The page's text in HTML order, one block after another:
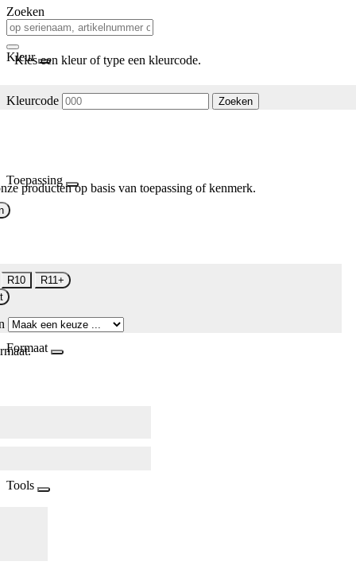
Zoeken
Kleur
Kies een kleur of type een kleurcode.
Kleurcode Zoeken
Toepassing
producten op basis van toepassing of kenmerk.
R10
R11+
Formaat
Tools